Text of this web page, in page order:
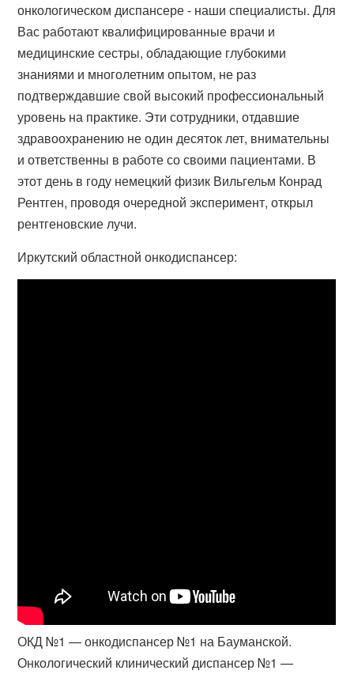
онкологическом диспансере - наши специалисты. Для
Вас работают квалифицированные врачи и
медицинские сестры, обладающие глубокими
знаниями и многолетним опытом, не раз
подтверждавшие свой высокий профессиональный
уровень на практике. Эти сотрудники, отдавшие
здравоохранению не один десяток лет, внимательны
и ответственны в работе со своими пациентами. В
этот день в году немецкий физик Вильгельм Конрад
Рентген, проводя очередной эксперимент, открыл
рентгеновские лучи.
Иркутский областной онкодиспансер:
ОКД №1 — онкодиспансер №1 на Бауманской.
Онкологический клинический диспансер №1 —